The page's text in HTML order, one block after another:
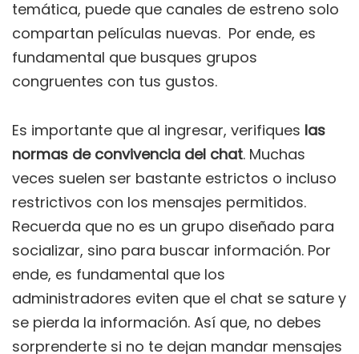
temática, puede que canales de estreno solo
compartan películas nuevas. Por ende, es
fundamental que busques grupos
congruentes con tus gustos.
Es importante que al ingresar, verifiques las
normas de convivencia del chat. Muchas
veces suelen ser bastante estrictos o incluso
restrictivos con los mensajes permitidos.
Recuerda que no es un grupo diseñado para
socializar, sino para buscar información. Por
ende, es fundamental que los
administradores eviten que el chat se sature y
se pierda la información. Así que, no debes
sorprenderte si no te dejan mandar mensajes